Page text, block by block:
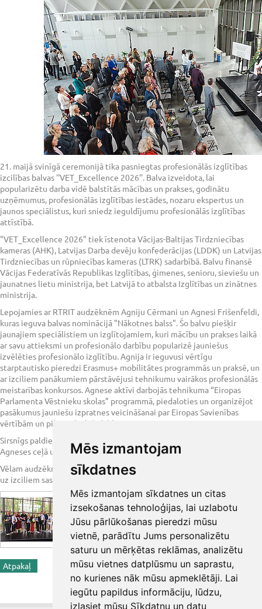
Mēs izmantojam
sīkdatnes
Mēs izmantojam sīkdatnes un citas
izsekošanas tehnoloģijas, lai uzlabotu
Jūsu pārlūkošanas pieredzi mūsu
vietnē, parādītu Jums personalizētu
saturu un mērķētas reklāmas, analizētu
mūsu vietnes datplūsmu un saprastu,
no kurienes nāk mūsu apmeklētāji. Lai
iegūtu papildus informāciju, lūdzu,
izlasiet mūsu Sīkdatņu un datu
21. maijā svinīgā ceremonijā tika pasniegtas profesionālās izglītības
izcilības balvas ''VET_Excellence 2026''. Balva izveidota, lai
popularizētu darba vidē balstītās mācības un prakses, godinātu
uzņēmumus, profesionālās izglītības iestādes, nozaru ekspertus un
jaunos speciālistus, kuri sniedz ieguldījumu profesionālās izglītības
attīstībā.
"VET_Excellence 2026" tiek īstenota Vācijas-Baltijas Tirdzniecības
kameras (AHK), Latvijas Darba devēju konfederācijas (LDDK) un Latvijas
Tirdzniecības un rūpniecības kameras (LTRK) sadarbībā. Balvu finansē
Vācijas Federatīvās Republikas Izglītības, ģimenes, senioru, sieviešu un
jaunatnes lietu ministrija, bet Latvijā to atbalsta Izglītības un zinātnes
ministrija.
Lepojamies ar RTRIT audzēknēm Agniju Cērmani un Agnesi Frišenfeldi,
kuras ieguva balvas nominācijā "Nākotnes balss". Šo balvu piešķir
jaunajiem speciālistiem un izglītojamiem, kuri mācību un prakses laikā
ar savu attieksmi un profesionālo darbību popularizē jauniešus
izvēlēties profesionālo izglītību. Agnija ir ieguvusi vērtīgu
starptautisko pieredzi Erasmus+ mobilitātes programmās un praksē, un
ar izciliem panākumiem pārstāvējusi tehnikumu vairākos profesionālās
meistarības konkursos. Agnese aktīvi darbojās tehnikuma “Eiropas
Parlamenta Vēstnieku skolas” programmā, piedaloties un organizējot
pasākumus jauniešu izpratnes veicināšanai par Eiropas Savienības
vērtībām un pilsonisko līdzdalību.
Sirsnīgs paldies skolotājiem par viņu ieguldījumu un atbalstu Agnijas un
Agneses ceļā uz izaugsmi.
Vēlam audzēknēm veiksmi noslēguma eksāmenos un neatlaidību ceļā
uz izciliem sasniegumiem.
Atpakaļ << Iepriekšējā ziņa Nākamā ziņa >>
Share